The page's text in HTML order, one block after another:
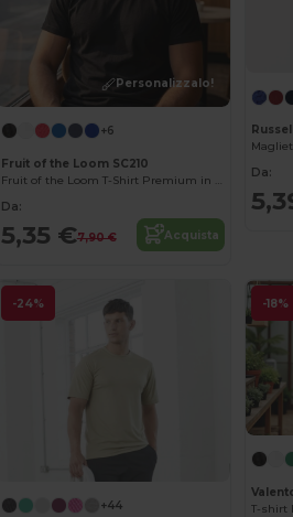
Personalizzalo!
+6
Fruit of the Loom SC210
Fruit of the Loom T-Shirt Premium in Cotone
Da:
5,35 €7,90 € Acquista
Da:
-24%
+44
-18%
T-shirt